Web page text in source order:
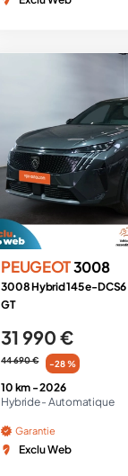
PEUGEOT3008
3008 Hybrid 145 e-DCS6
GT
31 990 €
44 690 € -28 %
10 km -2026
Hybride - Automatique
Garantie
Exclu Web